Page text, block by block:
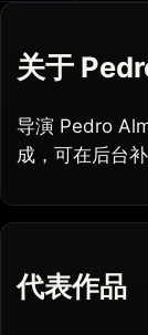
关于
导演 Pedro
成，可在后台
代表作品